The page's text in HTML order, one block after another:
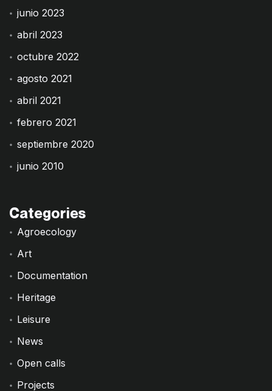
junio 2023
abril 2023
octubre 2022
agosto 2021
abril 2021
febrero 2021
septiembre 2020
junio 2010
Categories
Agroecology
Art
Documentation
Heritage
Leisure
News
Open calls
Projects